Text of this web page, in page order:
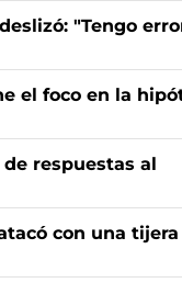
"Tengo
el foco en la
respuestas al
con una tijera